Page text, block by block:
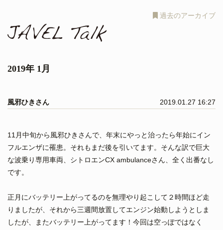
過去のアーカイブ
2019年 1月
風邪ひきさん 2019.01.27 16:27
11月中旬から風邪ひきさんで、年末にやっと治ったら年始にイン
フルエンザに罹患。それもまだ後を引いてます。そんな訳で巨大
な波乗り専用車両、シトロエンCX ambulanceさん、全く出番なし
です。
正月にバッテリー上がってるのを無理やり起こして２時間ほど走
りましたが、それから三週間放置してエンジン始動しようとしま
したが、またバッテリー上がってます！今回は空っぽではなく